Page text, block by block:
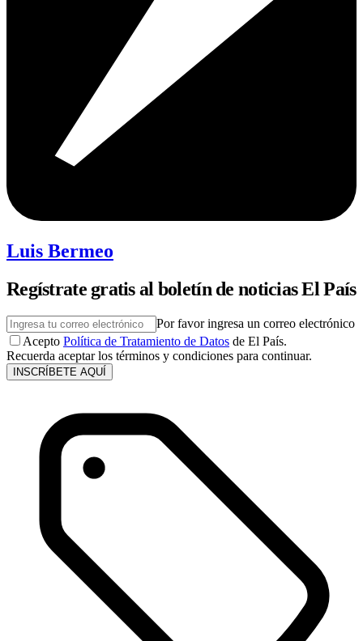
Luis Bermeo
Regístrate gratis al boletín de noticias El País
Por favor ingresa un correo electrónico
Acepto Política de Tratamiento de Datos de El País.
Recuerda aceptar los términos y condiciones para continuar.
INSCRÍBETE AQUÍ